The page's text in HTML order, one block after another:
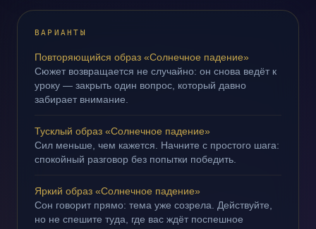
ВАРИАНТЫ
Повторяющийся образ «Солнечное падение»
Сюжет возвращается не случайно: он снова ведёт к
уроку — закрыть один вопрос, который давно
забирает внимание.
Тусклый образ «Солнечное падение»
Сил меньше, чем кажется. Начните с простого шага:
спокойный разговор без попытки победить.
Яркий образ «Солнечное падение»
Сон говорит прямо: тема уже созрела. Действуйте,
но не спешите туда, где вас ждёт поспешное